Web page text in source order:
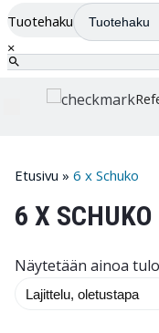
Tuotehaku
×
Etusivu » 6 x Schuko
6 X SCHUKO
Näytetään ainoa